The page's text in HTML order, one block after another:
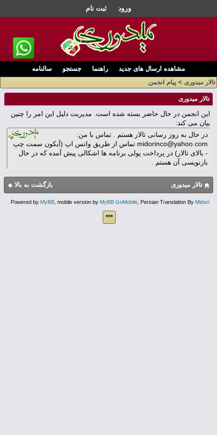
ورود ثبت نام
مشاهده ارسال های جدید راهنما جستجو
سالنامه
تالار میدوری > پیام انجمن
تالار میدوری
این انجمن در حال حاضر بسته شده است. مدیریت دلیل این امر را چنین
بیان می کند:
در حال به روز رسانی تالار هستم . تماس با من:
midorinco@yahoo.com تماس از طریق واتس اپ (آیکون سمت چپ
- بالای تالار) در پرداخت پولی برنامه ها اشکالی پیش آمده که در حال
بازنویسی آن هستم .
بازگشت به بالا تالار میدوری
Powered byMyBB, mobile version byMyBB GoMobile, Persian Translation ByMidori
.
***